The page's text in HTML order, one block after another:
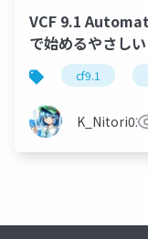
VCF 9.1
で始めるやさし
テナ基盤
しで始める おう
テナ入門編
cf9.1